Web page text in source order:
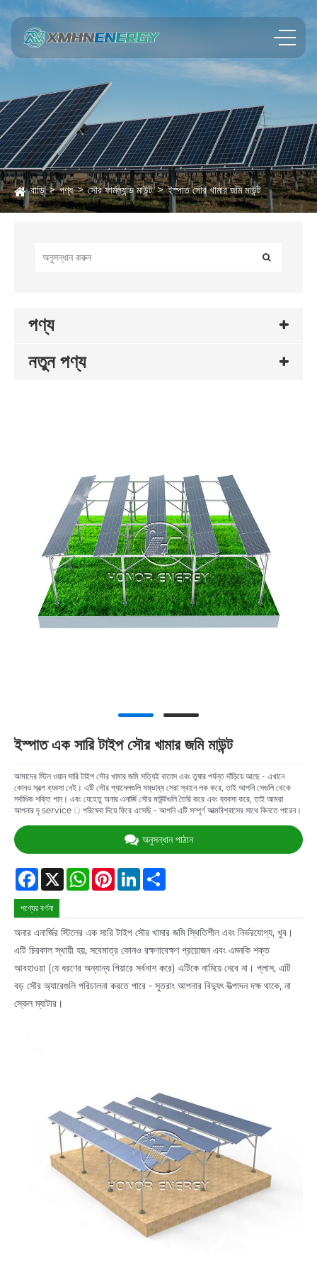
বাড়ি পণ্য সৌর ফার্মল্যান্ড মাউন্ট ইস্পাত সৌর খামার জমি মাউন্ট
পণ্য
নতুন পণ্য
ইস্পাত এক সারি টাইপ সৌর খামার জমি মাউন্ট
আমাদের স্টিল ওয়ান সারি টাইপ সৌর খামার জমি সত্যিই বাতাস এবং তুষার পর্যন্ত দাঁড়িয়ে আছে - এখানে
কোনও স্বল্প ব্যবসা নেই। এটি সৌর প্যানেলগুলি সম্ভাব্য সেরা স্থানে লক করে, তাই আপনি সেগুলি থেকে
সর্বাধিক শক্তি পান। এবং যেহেতু অনার এনার্জি সৌর মাউন্টগুলি তৈরি করে এবং ব্যবসা করে, তাই আমরা
আপনার দৃ service ় পরিষেবা দিয়ে ফিরে এসেছি - আপনি এটি সম্পূর্ণ আত্মবিশ্বাসের সাথে কিনতে পারেন।
অনুসন্ধান পাঠান
Facebook
X WhatsAppPinterestLinkedIn
পণ্যের বর্ণনা
অনার এনার্জির স্টিলের এক সারি টাইপ সৌর খামার জমি স্থিতিশীল এবং নির্ভরযোগ্য, খুব।
এটি চিরকাল স্থায়ী হয়, সবেমাত্র কোনও রক্ষণাবেক্ষণ প্রয়োজন এবং এমনকি শক্ত
আবহাওয়া (যে ধরণের অন্যান্য গিয়ারে সর্বনাশ করে) এটিকে নামিয়ে নেবে না। প্লাস, এটি
বড় সৌর অ্যারেগুলি পরিচালনা করতে পারে - সুতরাং আপনার বিদ্যুৎ উত্পাদন দক্ষ থাকে, না
স্কেল ম্যাটার।